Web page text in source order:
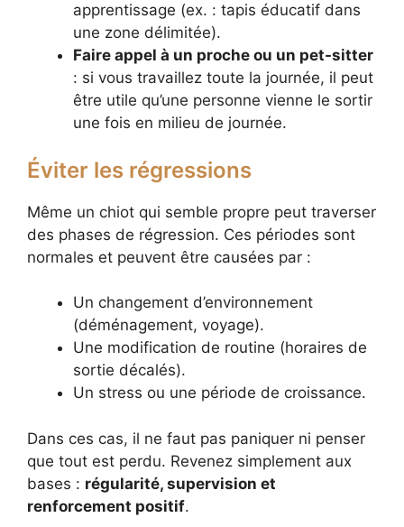
apprentissage (ex. : tapis éducatif dans
une zone délimitée).
Faire appel à un proche ou un pet-sitter
: si vous travaillez toute la journée, il peut
être utile qu’une personne vienne le sortir
une fois en milieu de journée.
Éviter les régressions
Même un chiot qui semble propre peut traverser
des phases de régression. Ces périodes sont
normales et peuvent être causées par :
Un changement d’environnement
(déménagement, voyage).
Une modification de routine (horaires de
sortie décalés).
Un stress ou une période de croissance.
Dans ces cas, il ne faut pas paniquer ni penser
que tout est perdu. Revenez simplement aux
bases : régularité, supervision et
renforcement positif.